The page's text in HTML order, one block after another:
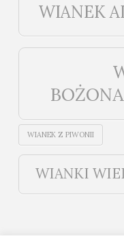
WIANEK
WIANEK Z PIWONII
WIANKI